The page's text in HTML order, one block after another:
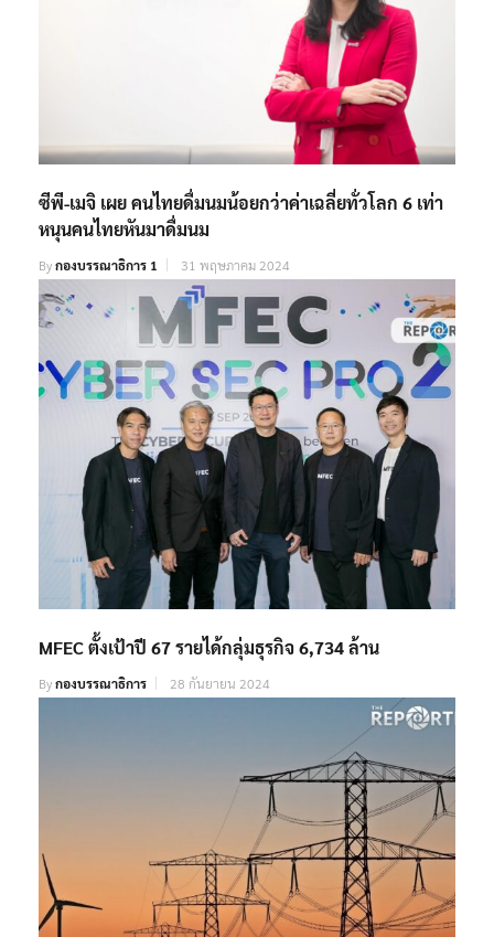
ซีพี-เมจิ เผย คนไทยดื่มนมน้อยกว่าค่าเฉลี่ยทั่วโลก 6 เท่า
หนุนคนไทยหันมาดื่มนม
Byกองบรรณาธิการ 1 31 พฤษภาคม 2024
MFEC​ ตั้งเป้าปี 67 รายได้กลุ่มธุรกิจ 6,734 ล้าน
Byกองบรรณาธิการ 28 กันยายน 2024